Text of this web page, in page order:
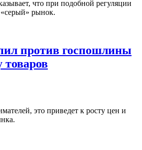
что при подобной регуляции
рынок.
против госпошлины
товаров
это приведет к росту цен и